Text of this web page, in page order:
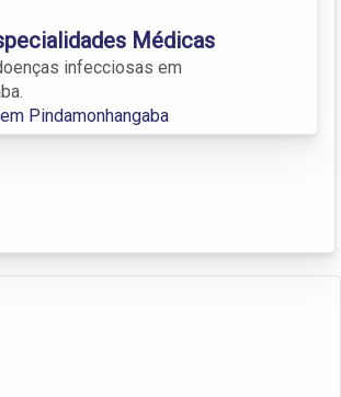
Médicas
infecciosas em
Pindamonhangaba